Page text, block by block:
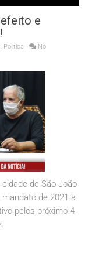
e
, Politica
No
de São João
de 2021 a
pelos próximo 4